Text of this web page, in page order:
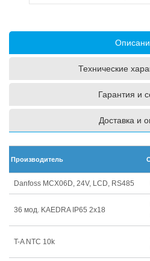
Технические
Гарантия и
Доставка и
Производитель
Danfoss MCX06D, 24V, LCD, RS485
36 мод. KAEDRA IP65 2х18
T-A NTC 10k